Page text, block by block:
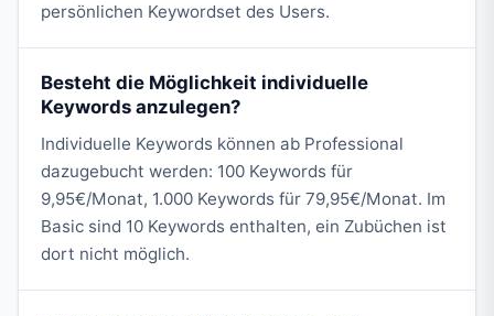
persönlichen Keywordset des Users.
Besteht die Möglichkeit individuelle
Keywords anzulegen?
Individuelle Keywords können ab Professional
dazugebucht werden: 100 Keywords für
9,95€/Monat, 1.000 Keywords für 79,95€/Monat. Im
Basic sind 10 Keywords enthalten, ein Zubüchen ist
dort nicht möglich.